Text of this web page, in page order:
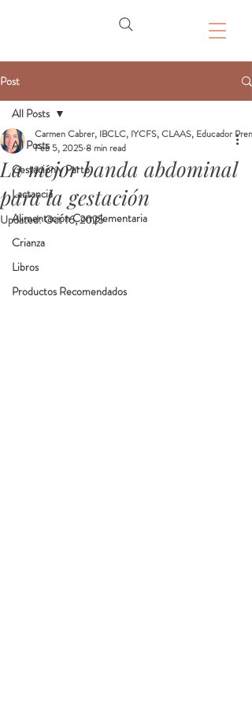
Post
All Posts
Gestación y Parto
Lactancia
Alimentación Complementaria
Crianza
Libros
Productos Recomendados
All Posts
La mejor banda abdominal
para la gestación
Carmen Cabrer, IBCLC, IYCFS, CLAAS, Educador
Feb 5, 20258 min read
Updated:Oct 16, 2025